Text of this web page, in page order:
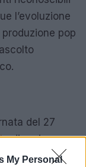
My Personal
l’evoluzione
pop
del 27
di vario
Di Pezzacon